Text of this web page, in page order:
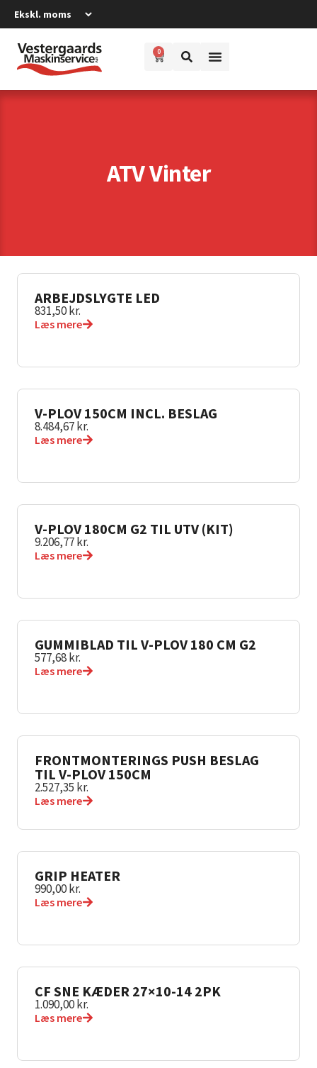
0
ATV Vinter
ARBEJDSLYGTE LED
831,50kr.
Læs mere
V-PLOV 150CM INCL. BESLAG
8.484,67kr.
Læs mere
V-PLOV 180CM G2 TIL UTV (KIT)
9.206,77kr.
Læs mere
GUMMIBLAD TIL V-PLOV 180 CM G2
577,68kr.
Læs mere
FRONTMONTERINGS PUSH BESLAG
TIL V-PLOV 150CM
2.527,35 kr.
Læs mere
GRIP HEATER
990,00kr.
Læs mere
CF SNE KÆDER 27×10-14 2PK
1.090,00kr.
Læs mere